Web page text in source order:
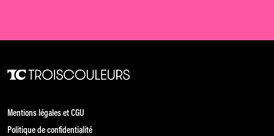
Mentions légales et CGU
Politique de confidentialité